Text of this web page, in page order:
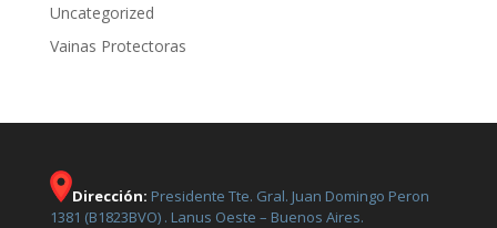
Uncategorized
Vainas Protectoras
Dirección: Presidente Tte. Gral. Juan Domingo Peron
1381 (B1823BVO) . Lanus Oeste – Buenos Aires.